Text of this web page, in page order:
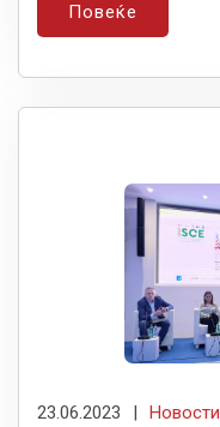
Повеќе
23.06.2023 | Новости